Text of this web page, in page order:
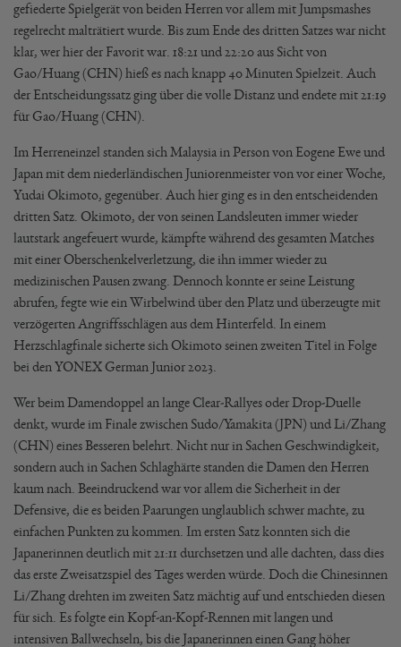
gefiederte Spielgerät von beiden Herren vor allem mit Jumpsmashes
regelrecht malträtiert wurde. Bis zum Ende des dritten Satzes war nicht
klar, wer hier der Favorit war. 18:21 und 22:20 aus Sicht von
Gao/Huang (CHN) hieß es nach knapp 40 Minuten Spielzeit. Auch
der Entscheidungssatz ging über die volle Distanz und endete mit 21:19
für Gao/Huang (CHN).
Im Herreneinzel standen sich Malaysia in Person von Eogene Ewe und
Japan mit dem niederländischen Juniorenmeister von vor einer Woche,
Yudai Okimoto, gegenüber. Auch hier ging es in den entscheidenden
dritten Satz. Okimoto, der von seinen Landsleuten immer wieder
lautstark angefeuert wurde, kämpfte während des gesamten Matches
mit einer Oberschenkelverletzung, die ihn immer wieder zu
medizinischen Pausen zwang. Dennoch konnte er seine Leistung
abrufen, fegte wie ein Wirbelwind über den Platz und überzeugte mit
verzögerten Angriffsschlägen aus dem Hinterfeld. In einem
Herzschlagfinale sicherte sich Okimoto seinen zweiten Titel in Folge
bei den YONEX German Junior 2023.
Wer beim Damendoppel an lange Clear-Rallyes oder Drop-Duelle
denkt, wurde im Finale zwischen Sudo/Yamakita (JPN) und Li/Zhang
(CHN) eines Besseren belehrt. Nicht nur in Sachen Geschwindigkeit,
sondern auch in Sachen Schlaghärte standen die Damen den Herren
kaum nach. Beeindruckend war vor allem die Sicherheit in der
Defensive, die es beiden Paarungen unglaublich schwer machte, zu
einfachen Punkten zu kommen. Im ersten Satz konnten sich die
Japanerinnen deutlich mit 21:11 durchsetzen und alle dachten, dass dies
das erste Zweisatzspiel des Tages werden würde. Doch die Chinesinnen
Li/Zhang drehten im zweiten Satz mächtig auf und entschieden diesen
für sich. Es folgte ein Kopf-an-Kopf-Rennen mit langen und
intensiven Ballwechseln, bis die Japanerinnen einen Gang höher